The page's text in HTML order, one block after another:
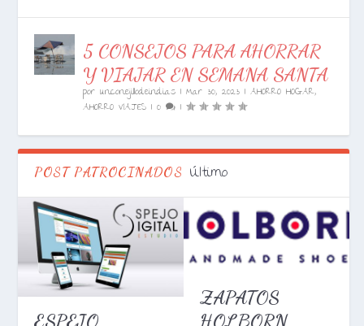
5 CONSEJOS PARA AHORRAR
Y VIAJAR EN SEMANA SANTA
porunconejillodeindias |Mar 30, 2023 |AHORRO HOGAR,
AHORRO VIAJES |0 |
POST PATROCINADOS Último
ESPEJO
ZAPATOS
HOLBORN